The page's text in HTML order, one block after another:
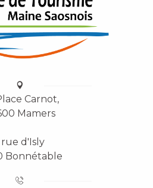
Carnot,
Mamers
rue d'Isly
Bonnétable